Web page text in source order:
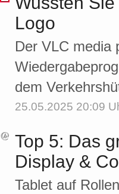
Logo
Der VLC media
dem
25.05.2025 20:09
Top 5: Das
Display &
Tablet auf